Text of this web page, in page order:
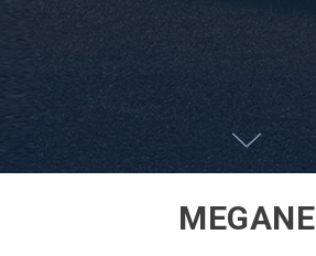
MEGANE